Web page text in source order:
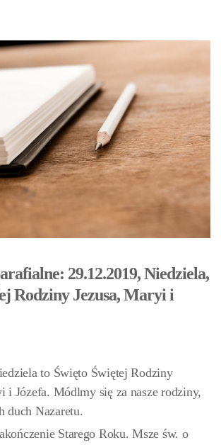
29.12.2019, Niedziela,
Rodziny Jezusa, Maryi i
to Święto Świętej Rodziny
i Józefa. Módlmy się za nasze rodziny,
duch Nazaretu.
Starego Roku. Msze św. o